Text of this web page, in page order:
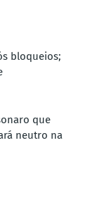
bloqueios;
que
neutro na